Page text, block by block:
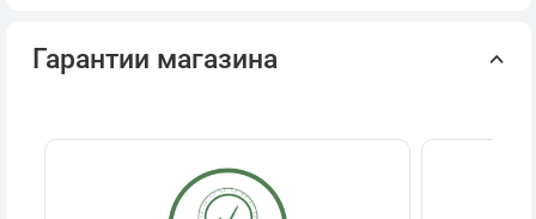
Гарантии магазина